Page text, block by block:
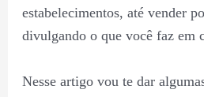
estabelecimentos, até vender
divulgando o que você faz em
Nesse artigo vou te dar